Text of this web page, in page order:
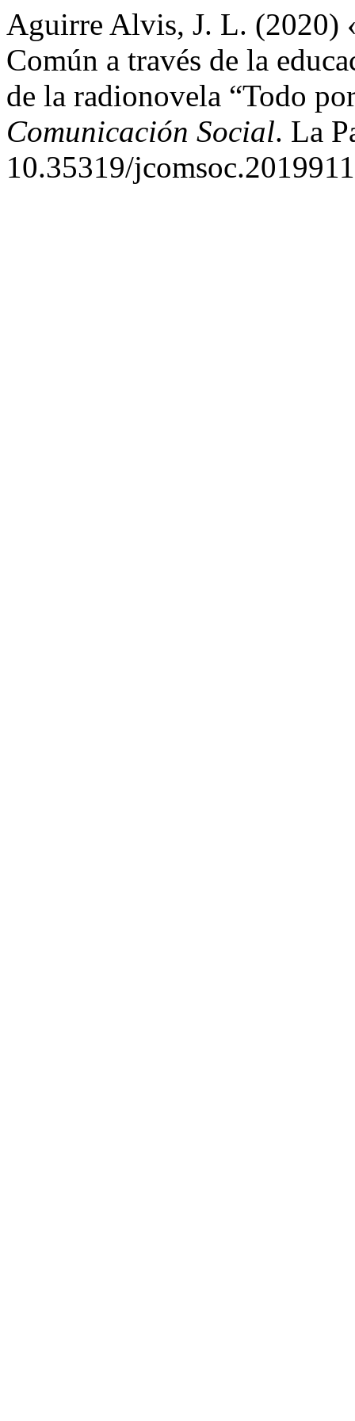
Aguirre Alvis, J. L. (2020)
Común a través de la
de la radionovela “Todo
Comunicación Social. La
10.35319/